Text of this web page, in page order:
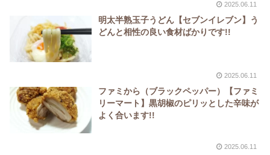
2025.06.11
明太半熟玉子うどん【セブンイレブン】う
どんと相性の良い食材ばかりです!!
2025.06.11
ファミから（ブラックペッパー）【ファミ
リーマート】黒胡椒のピリッとした辛味が
よく合います!!
2025.06.11